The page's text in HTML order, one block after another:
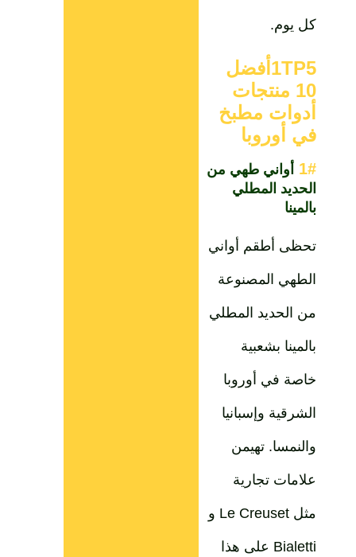
كل يوم.
1TP5أفضل
10 منتجات
أدوات مطبخ
في أوروبا
أواني طهي من
الحديد المطلي
بالمينا
تحظى أطقم أواني
الطهي المصنوعة
من الحديد المطلي
بالمينا بشعبية
خاصة في أوروبا
الشرقية وإسبانيا
والنمسا. تهيمن
علامات تجارية
مثل Le Creuset و
Bialetti على هذا